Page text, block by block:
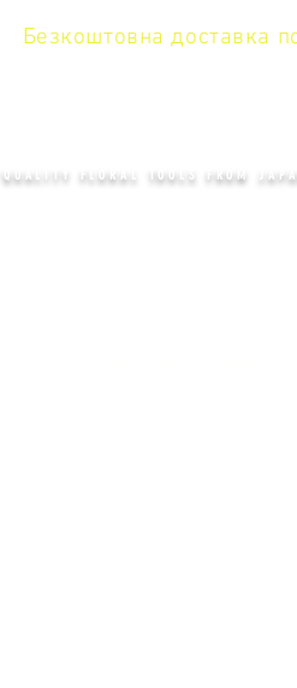
Безкоштовна доставка
"QUALITY FLORAL TOOLS FROM